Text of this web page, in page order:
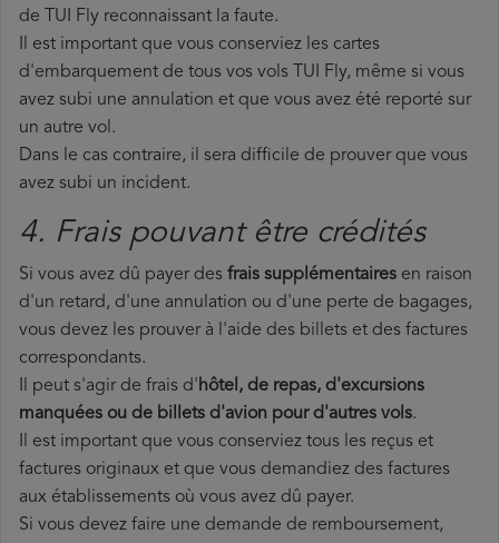
de TUI Fly reconnaissant la faute.
Il est important que vous conserviez les cartes
d'embarquement de tous vos vols TUI Fly, même si vous
avez subi une annulation et que vous avez été reporté sur
un autre vol.
Dans le cas contraire, il sera difficile de prouver que vous
avez subi un incident.
4. Frais pouvant être crédités
Si vous avez dû payer des frais supplémentaires en raison
d'un retard, d'une annulation ou d'une perte de bagages,
vous devez les prouver à l'aide des billets et des factures
correspondants.
Il peut s'agir de frais d'hôtel, de repas, d'excursions
manquées ou de billets d'avion pour d'autres vols.
Il est important que vous conserviez tous les reçus et
factures originaux et que vous demandiez des factures
aux établissements où vous avez dû payer.
Si vous devez faire une demande de remboursement,